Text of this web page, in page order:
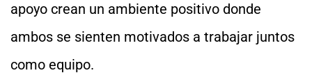
apoyo crean un ambiente positivo donde
ambos se sienten motivados a trabajar juntos
como equipo.